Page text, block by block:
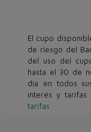
El cupo
de riesgo del
del uso del
hasta el 30 de
día en todos
interés y tarifas
tarifas​